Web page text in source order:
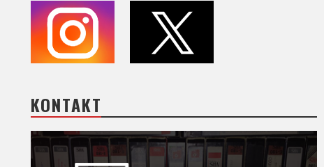
KONTAKT